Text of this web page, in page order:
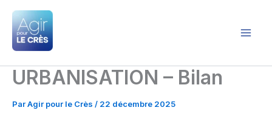
Aller
contenu
URBANISATION – Bilan
ParAgir pour le Crès / 22 décembre 2025